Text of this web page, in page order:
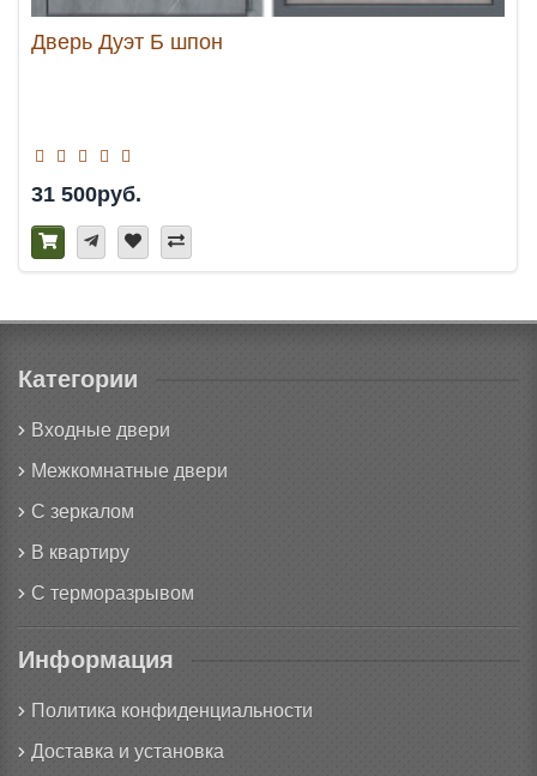
Дверь Дуэт Б шпон
31 500руб.
Категории
Входные двери
Межкомнатные двери
С зеркалом
В квартиру
С терморазрывом
Информация
Политика конфиденциальности
Доставка и установка